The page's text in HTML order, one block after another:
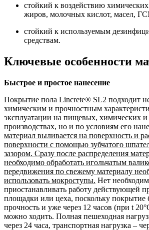
стойкий к воздействию
жиров, молочных кислот, масел,
cтойкий к используемым
средствам.
Ключевые особенности
Быстрое и простое нанесение
Покрытие пола Lincrete® SL2 подходит
химическим и прочностным
эксплуатации на пищевых, химических и
производствах, но и по условиям его
материал выливается на поверхность и
поверхности с помощью зубчатого
зазором. Сразу после распределения
необходимо обработать игольчатым
передвижения по свежему материалу
использовать мокроступы. Нет
приостанавливать работу действующей
площадки или цеха, поскольку покрытие
прочность и уже через 12 часов (при t
можно ходить. Полная пешеходная
через 24 часа, транспортная нагрузка –